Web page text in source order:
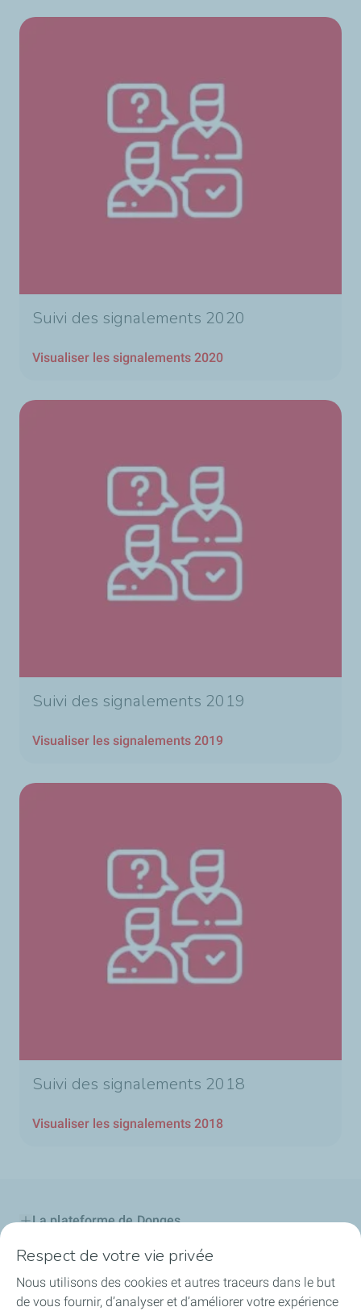
Suivi des signalements 2020
Visualiser les signalements 2020
Suivi des signalements 2019
Visualiser les signalements 2019
Suivi des signalements 2018
Visualiser les signalements 2018
La plateforme de Donges
Notre engagement
Projet d'avenir
Respect de votre vie privée
Nous utilisons des cookies et autres traceurs dans le but
de vous fournir, d’analyser et d’améliorer votre expérience